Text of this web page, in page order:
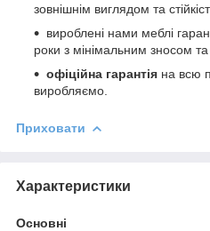
зовнішнім виглядом та
вироблені нами меблі
роки з мінімальним зносом
офіційна гарантія на всю
виробляємо.
Приховати
Характеристики
Основні